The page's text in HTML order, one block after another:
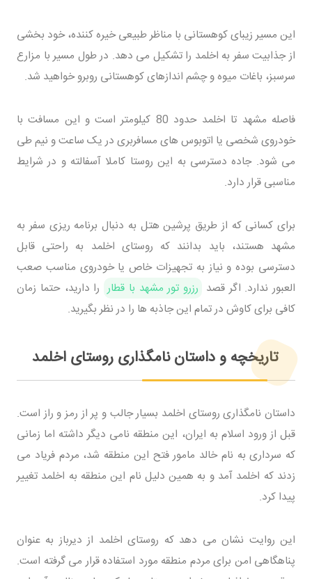
این مسیر زیبای کوهستانی با مناظر طبیعی خیره کننده، خود بخشی
از جذابیت سفر به اخلمد را تشکیل می دهد. در طول مسیر با مزارع
سرسبز، باغات میوه و چشم اندازهای کوهستانی روبرو خواهید شد.
فاصله مشهد تا اخلمد حدود 80 کیلومتر است و این مسافت با
خودروی شخصی یا اتوبوس های مسافربری در یک ساعت و نیم طی
می شود. جاده دسترسی به این روستا کاملا آسفالته و در شرایط
مناسبی قرار دارد.
برای کسانی که از طریق پرشین هتل به دنبال برنامه ریزی سفر به
مشهد هستند، باید بدانند که روستای اخلمد به راحتی قابل
دسترسی بوده و نیاز به تجهیزات خاص یا خودروی مناسب صعب
العبور ندارد. اگر قصد رزرو تور مشهد با قطار را دارید، حتما زمان
کافی برای کاوش در تمام این جاذبه ها را در نظر بگیرید.
تاریخچه و داستان نامگذاری روستای اخلمد
داستان نامگذاری روستای اخلمد بسیار جالب و پر از رمز و راز است.
قبل از ورود اسلام به ایران، این منطقه نامی دیگر داشته اما زمانی
که سرداری به نام خالد مامور فتح این منطقه شد، مردم فریاد می
زدند که اخلمد آمد و به همین دلیل نام این منطقه به اخلمد تغییر
پیدا کرد.
این روایت نشان می دهد که روستای اخلمد از دیرباز به عنوان
پناهگاهی امن برای مردم منطقه مورد استفاده قرار می گرفته است.